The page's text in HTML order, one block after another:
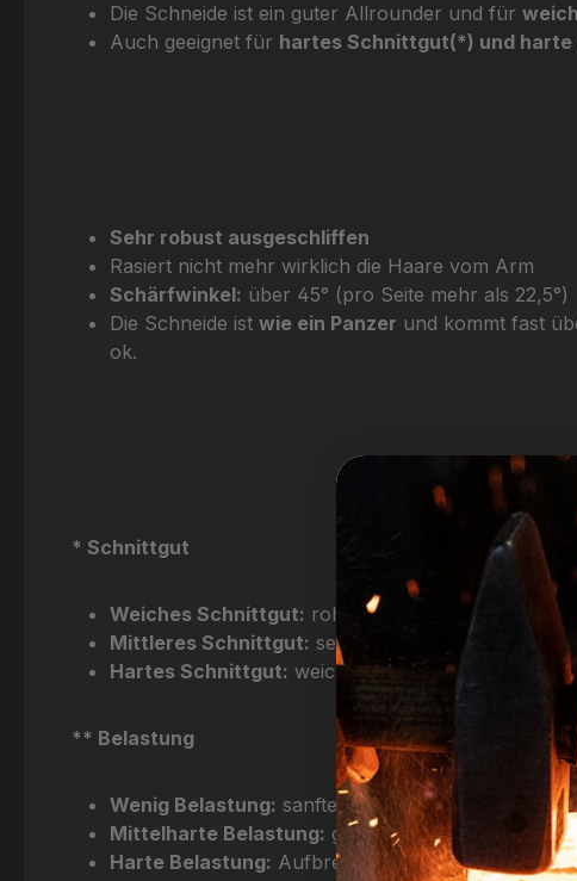
Die Schneide ist ein guter Allrounder und für
Auch geeignet für hartes Schnittgut(*) und
Sehr robust ausgeschliffen
Rasiert nicht mehr wirklich die Haare vom Arm
Schärfwinkel: über 45° (pro Seite mehr als 22,5°)
Die Schneide ist wie ein Panzer und kommt fast
ok.
* Schnittgut
Weiches Schnittgut: rohes Fleisch ohne
Mittleres Schnittgut: sehr harte Salami, Brot mit
Hartes Schnittgut: weichere Knochen, harte
** Belastung
Wenig Belastung: sanfter und kontrollierter
Mittelharte Belastung: gelegentlicher Kontakt
Harte Belastung: Aufbrechen von Wild, Batoning,